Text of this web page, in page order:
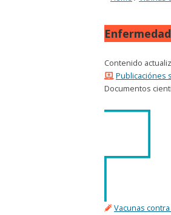
Contenido
Publicaciónes
Documentos
Vacunas contra